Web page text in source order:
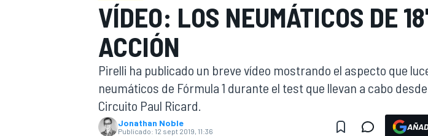
VÍDEO: LOS NEUMÁTICOS DE
ACCIÓN
Pirelli ha publicado un breve vídeo mostrando el aspecto que
neumáticos de Fórmula 1 durante el test que llevan a cabo
Circuito Paul Ricard.
Jonathan Noble
Publicado: 12 sept 2019, 11:36